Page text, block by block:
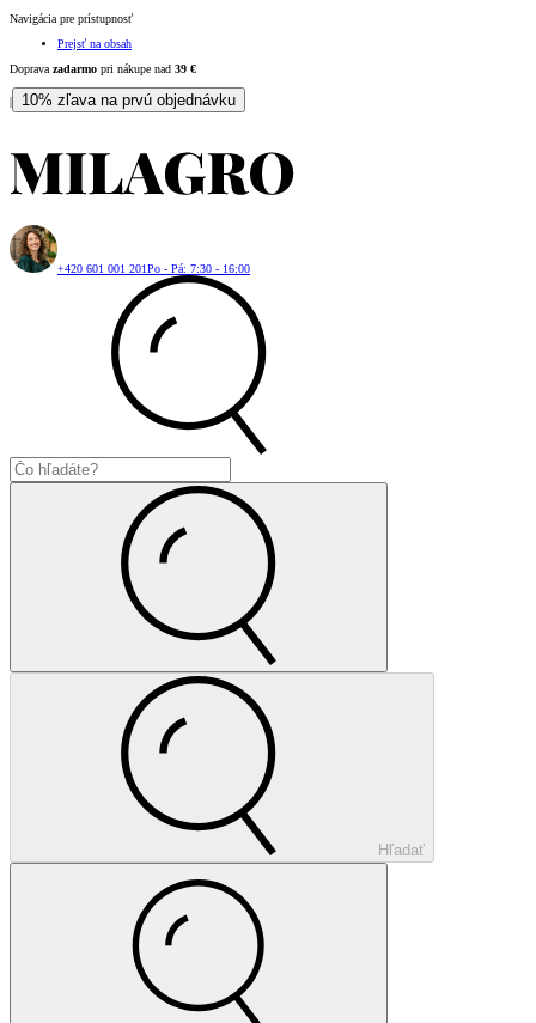
Navigácia pre prístupnosť
Prejsť na obsah
Doprava zadarmo pri nákupe nad 39 €
| 10% zľava na prvú objednávku
+420 601 001 201Po - Pá: 7:30 - 16:00
Hľadať